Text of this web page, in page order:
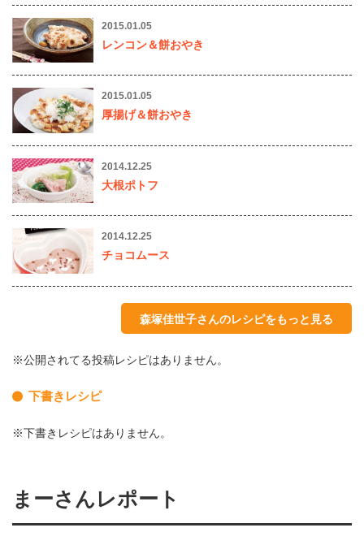
2015.01.05
レンコン＆餅おやき
2015.01.05
厚揚げ＆餅おやき
2014.12.25
大根ポトフ
2014.12.25
チョコムース
森塚佳世子さんのレシピをもっと見る
※公開されてる投稿レシピはありません。
下書きレシピ
※下書きレシピはありません。
まーさんレポート